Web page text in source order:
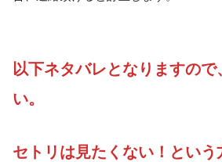
以下ネタバレとなりますので
い。
セトリは見たくない！という